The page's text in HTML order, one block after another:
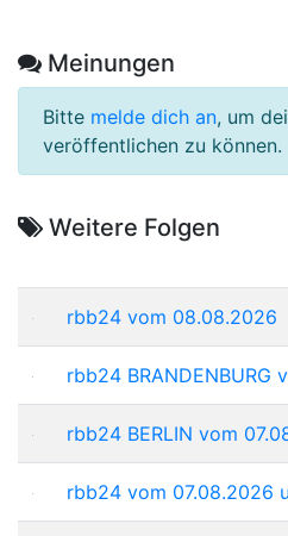
Meinungen
Bitte melde dich an, um
veröffentlichen zu können.
Weitere Folgen
rbb24 vom 08.08.2026
rbb24 BRANDENBURG
rbb24 BERLIN vom
rbb24 vom 07.08.2026